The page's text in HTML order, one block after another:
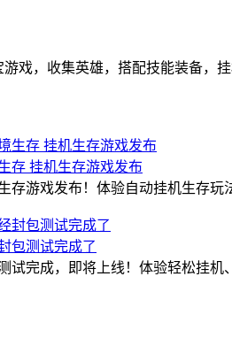
戏，收集英雄，搭配技能装备，
存 挂机生存游戏发布
存游戏发布！体验自动挂机生存
包测试完成了
试完成，即将上线！体验轻松挂机